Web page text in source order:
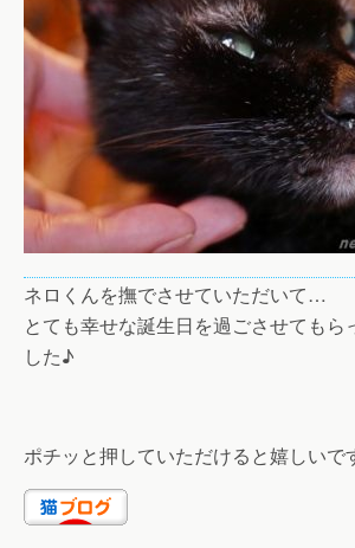
ネロくんを撫でさせていただいて…
とても幸せな誕生日を過ごさせてもら
した♪
ポチッと押していただけると嬉しいで